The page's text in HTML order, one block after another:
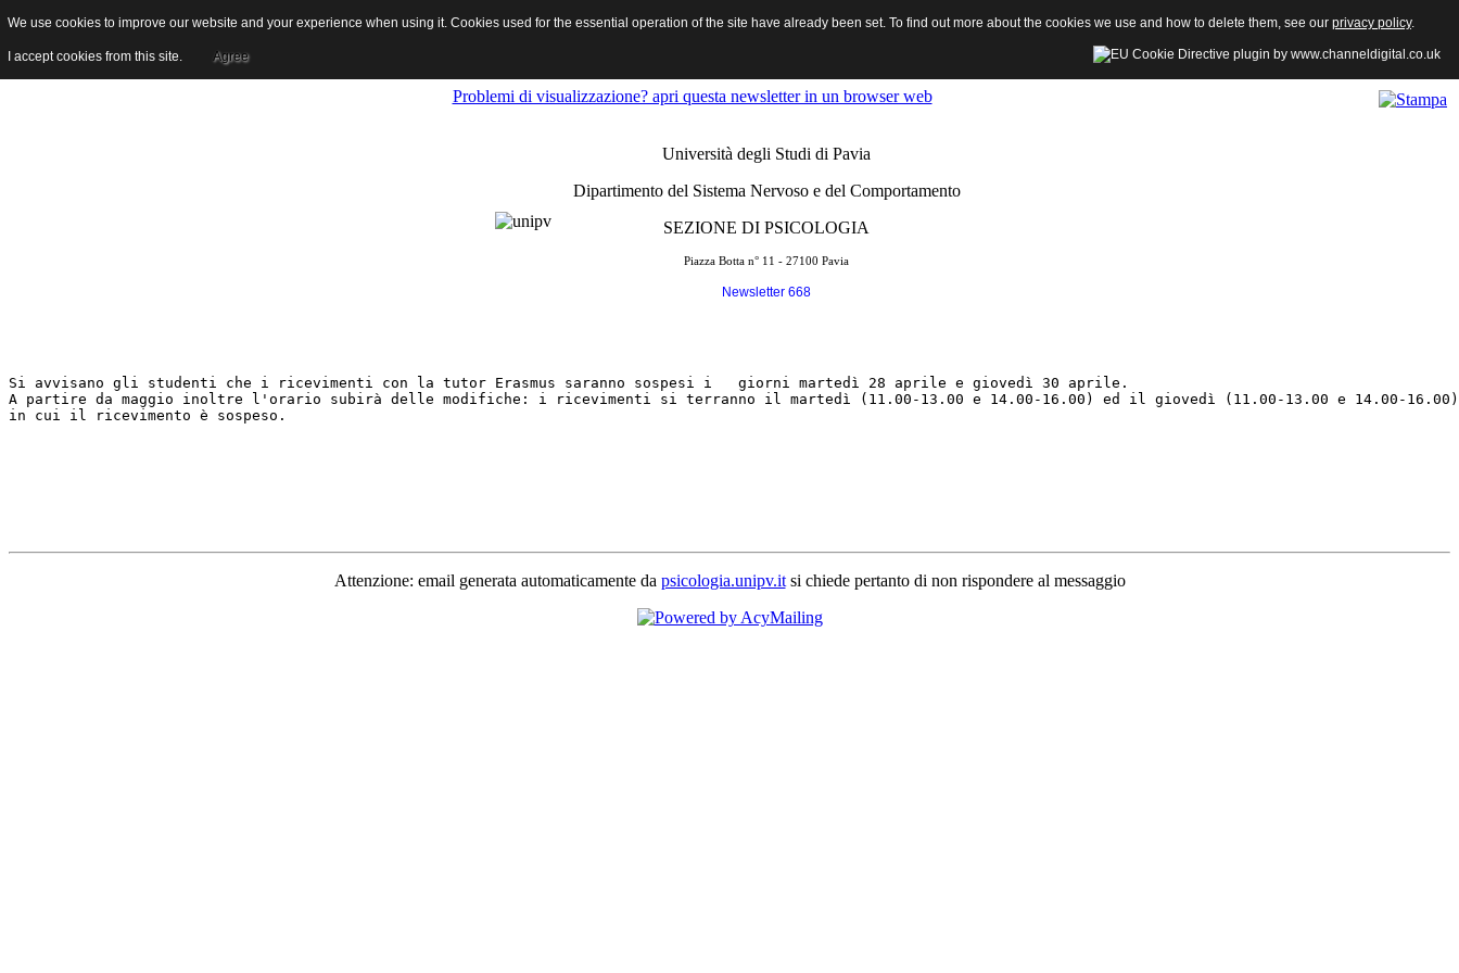
[Newsletter studenti] Tutorato Erasmus
Problemi di visualizzazione? apri questa newsletter in un browser web
Università degli Studi di Pavia
Dipartimento del Sistema Nervoso e del Comportamento
SEZIONE DI PSICOLOGIA
Piazza Botta n° 11 - 27100 Pavia
Newsletter 668
Si avvisano gli studenti che i ricevimenti con la tutor Erasmus saranno sospesi i   giorni martedì 28 aprile e giovedì 30 aprile.
A partire da maggio inoltre l'orario subirà delle modifiche: i ricevimenti si terranno il martedì (11.00-13.00 e 14.00-16.00) ed il giovedì (11.00-13.00 e 14.00-
in cui il ricevimento è sospeso.
Attenzione: email generata automaticamente da psicologia.unipv.itsi chiede pertanto di non rispondere al messaggio
We use cookies to improve our website and your experience when using it. Cookies used for the essential operation of the site have already been set. To find out more about the cookies we use and how to delete them, see our privacy policy.
I accept cookies from this site. Agree